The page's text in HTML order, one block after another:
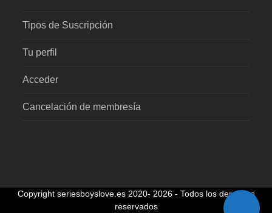
Tipos de Suscripción
Tu perfil
Acceder
Cancelación de membresía
Copyright seriesboyslove.es2020- 2026 - Todos los derechos
reservados